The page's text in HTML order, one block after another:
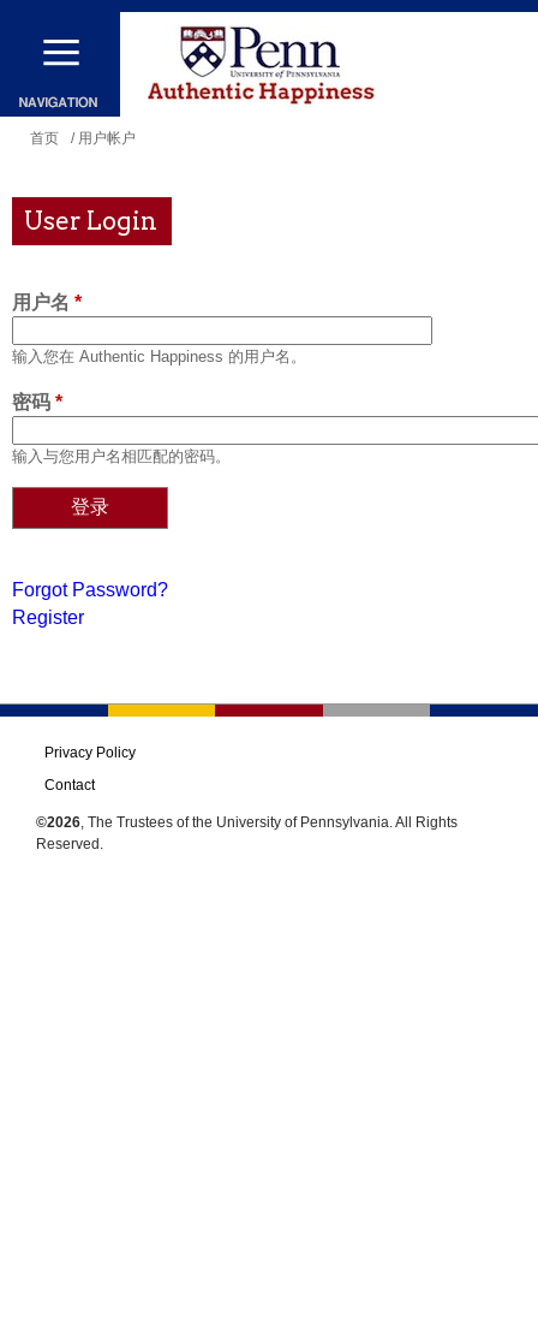
跳
到
容
你
这
里
首页 / 用户帐户
User Login
用户名 *
输入您在 Authentic Happiness 的用户名。
密码 *
输入与您用户名相匹配的密码。
Forgot Password?
Register
Privacy Policy
Contact
©2026, The Trustees of the University of Pennsylvania. All Rights
Reserved.